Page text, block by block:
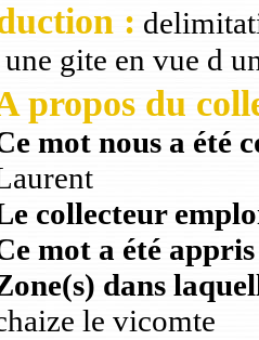
:
une gite en vue d
propos du
mot nous a été
collecteur
mot a été
dans
le vicomte